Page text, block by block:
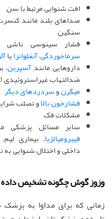
افت شنوایی مرتبط با سن
صداهای بلند مانند
سنگین
فشار سینوسی ناشی
سرماخوردگی،آنفلوانزایا
داروهایی مانند آسپرین،
ضدالتهاب غیراستروئیدی (NSAIDs)
میگرنوسردردهای دیگر
فشارخون بالاو تصلب
مشکلات فک
سایر مسائل پزشکی
فیبرومیالژیا، بیماری
داخلی و اختلال شنوایی به
وزوز گوش چگونه تشخیص
زمانی که برای مداوا به